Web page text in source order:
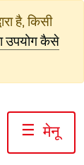
है, किसी
उपयोग कैसे
☰ मेनू